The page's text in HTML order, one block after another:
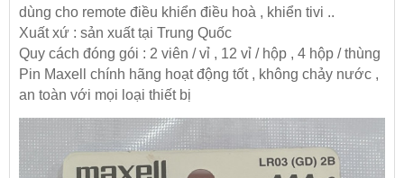
dùng cho remote điều khiển điều hoà , khiển tivi ..
Xuất xứ : sản xuất tại Trung Quốc
Quy cách đóng gói : 2 viên / vỉ , 12 vỉ / hộp , 4 hộp / thùng
Pin Maxell chính hãng hoạt động tốt , không chảy nước ,
an toàn với mọi loại thiết bị